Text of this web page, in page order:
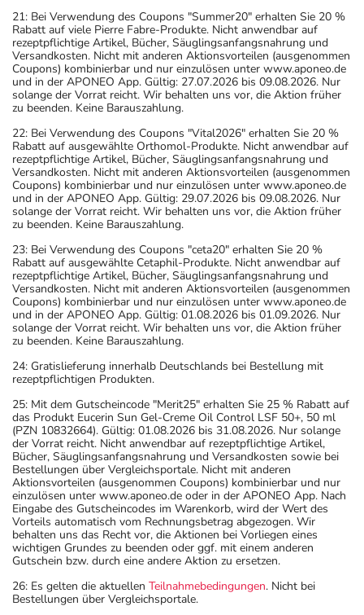
21: Bei Verwendung des Coupons "Summer20" erhalten Sie 20 %
Rabatt auf viele Pierre Fabre-Produkte. Nicht anwendbar auf
rezeptpflichtige Artikel, Bücher, Säuglingsanfangsnahrung und
Versandkosten. Nicht mit anderen Aktionsvorteilen (ausgenommen
Coupons) kombinierbar und nur einzulösen unter www.aponeo.de
und in der APONEO App. Gültig: 27.07.2026 bis 09.08.2026. Nur
solange der Vorrat reicht. Wir behalten uns vor, die Aktion früher
zu beenden. Keine Barauszahlung.
22: Bei Verwendung des Coupons "Vital2026" erhalten Sie 20 %
Rabatt auf ausgewählte Orthomol-Produkte. Nicht anwendbar auf
rezeptpflichtige Artikel, Bücher, Säuglingsanfangsnahrung und
Versandkosten. Nicht mit anderen Aktionsvorteilen (ausgenommen
Coupons) kombinierbar und nur einzulösen unter www.aponeo.de
und in der APONEO App. Gültig: 29.07.2026 bis 09.08.2026. Nur
solange der Vorrat reicht. Wir behalten uns vor, die Aktion früher
zu beenden. Keine Barauszahlung.
23: Bei Verwendung des Coupons "ceta20" erhalten Sie 20 %
Rabatt auf ausgewählte Cetaphil-Produkte. Nicht anwendbar auf
rezeptpflichtige Artikel, Bücher, Säuglingsanfangsnahrung und
Versandkosten. Nicht mit anderen Aktionsvorteilen (ausgenommen
Coupons) kombinierbar und nur einzulösen unter www.aponeo.de
und in der APONEO App. Gültig: 01.08.2026 bis 01.09.2026. Nur
solange der Vorrat reicht. Wir behalten uns vor, die Aktion früher
zu beenden. Keine Barauszahlung.
24: Gratislieferung innerhalb Deutschlands bei Bestellung mit
rezeptpflichtigen Produkten.
25: Mit dem Gutscheincode "Merit25" erhalten Sie 25 % Rabatt auf
das Produkt Eucerin Sun Gel-Creme Oil Control LSF 50+, 50 ml
(PZN 10832664). Gültig: 01.08.2026 bis 31.08.2026. Nur solange
der Vorrat reicht. Nicht anwendbar auf rezeptpflichtige Artikel,
Bücher, Säuglingsanfangsnahrung und Versandkosten sowie bei
Bestellungen über Vergleichsportale. Nicht mit anderen
Aktionsvorteilen (ausgenommen Coupons) kombinierbar und nur
einzulösen unter www.aponeo.de oder in der APONEO App. Nach
Eingabe des Gutscheincodes im Warenkorb, wird der Wert des
Vorteils automatisch vom Rechnungsbetrag abgezogen. Wir
behalten uns das Recht vor, die Aktionen bei Vorliegen eines
wichtigen Grundes zu beenden oder ggf. mit einem anderen
Gutschein bzw. durch eine andere Aktion zu ersetzen.
26: Es gelten die aktuellen Teilnahmebedingungen. Nicht bei
Bestellungen über Vergleichsportale.